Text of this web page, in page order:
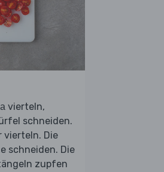
vierteln,
schneiden.
vierteln. Die
schneiden. Die
zupfen